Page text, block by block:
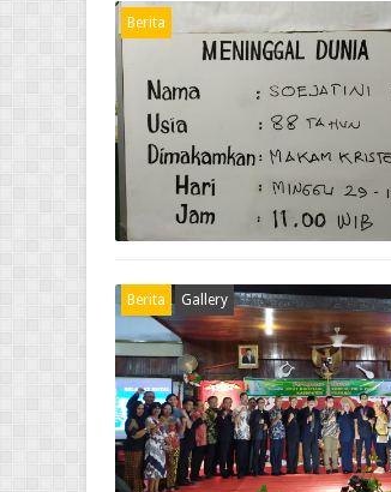
Berita
Berita Gallery